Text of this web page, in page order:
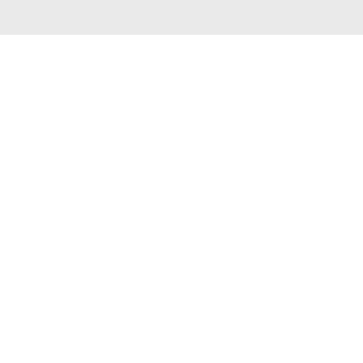
| Tutti i marchi, i prodotti e i nomi